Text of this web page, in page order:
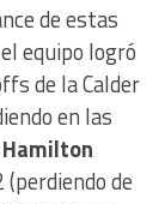
de estas
equipo logró
de la Calder
en las
Hamilton
de